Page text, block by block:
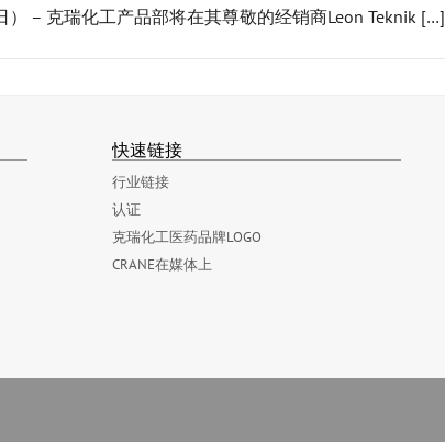
– 克瑞化工产品部将在其尊敬的经销商Leon Teknik […]
快速链接
行业链接
认证
克瑞化工医药品牌LOGO
CRANE在媒体上